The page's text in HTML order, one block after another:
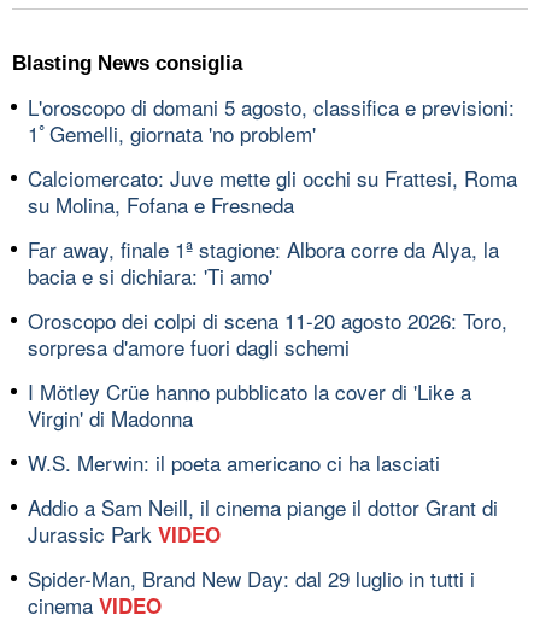
Blasting News consiglia
L'oroscopo di domani 5 agosto, classifica e previsioni:
1ﾟGemelli, giornata 'no problem'
Calciomercato: Juve mette gli occhi su Frattesi, Roma
su Molina, Fofana e Fresneda
Far away, finale 1ª stagione: Albora corre da Alya, la
bacia e si dichiara: 'Ti amo'
Oroscopo dei colpi di scena 11-20 agosto 2026: Toro,
sorpresa d'amore fuori dagli schemi
I Mötley Crüe hanno pubblicato la cover di 'Like a
Virgin' di Madonna
W.S. Merwin: il poeta americano ci ha lasciati
Addio a Sam Neill, il cinema piange il dottor Grant di
Jurassic Park VIDEO
Spider-Man, Brand New Day: dal 29 luglio in tutti i
cinema VIDEO